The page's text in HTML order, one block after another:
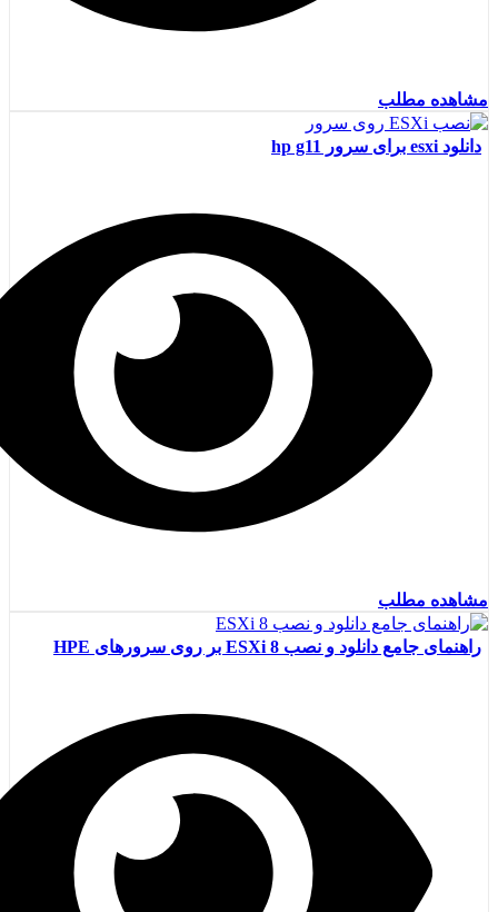
مشاهده مطلب
دانلود esxi برای سرور hp g11
مشاهده مطلب
راهنمای جامع دانلود و نصب ESXi 8 بر روی سرورهای HPE